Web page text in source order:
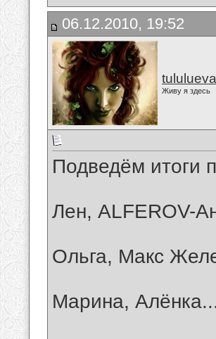
06.12.2010, 19:52
tululueva
Живу я здесь
Подведём итоги
Лен, ALFEROV-
Ольга, Макс
Марина,